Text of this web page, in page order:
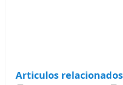
Articulos relacionados